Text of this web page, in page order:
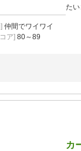
仲間でワイワイ
ア] 80～89
たい
カ